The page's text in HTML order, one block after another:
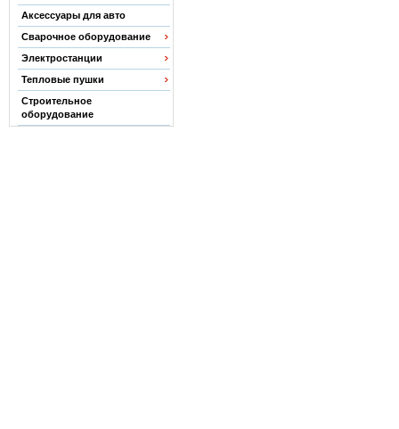
Аксессуары для авто
Сварочное оборудование
Электростанции
Тепловые пушки
Строительное
оборудование